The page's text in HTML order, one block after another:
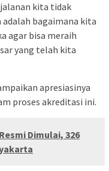
kita tidak
bagaimana kita
agar bisa meraih
yang telah kita
apresiasinya
proses akreditasi ini.
Dimulai, 326